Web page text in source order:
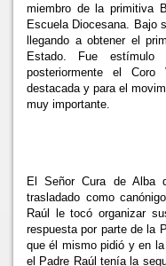
miembro de la primitiva
Escuela Diocesana. Bajo
llegando a obtener el
Estado. Fue estímulo
posteriormente el
destacada y para el
muy importante.
El Señor Cura de Alba
trasladado como
Raúl le tocó organizar
respuesta por parte de la
que él mismo pidió y en
el Padre Raúl tenía la